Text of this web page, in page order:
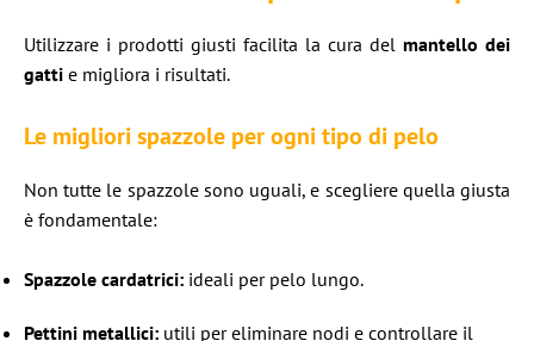
Utilizzare i prodotti giusti facilita la cura del mantello dei
gatti e migliora i risultati.
Le migliori spazzole per ogni tipo di pelo
Non tutte le spazzole sono uguali, e scegliere quella giusta
è fondamentale:
Spazzole cardatrici: ideali per pelo lungo.
Pettini metallici: utili per eliminare nodi e controllare il